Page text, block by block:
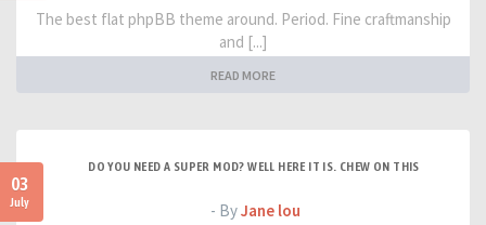
The best flat phpBB theme around. Period. Fine craftmanship
and [...]
READ MORE
03
July
DO YOU NEED A SUPER MOD? WELL HERE IT IS. CHEW ON THIS
- ByJane lou